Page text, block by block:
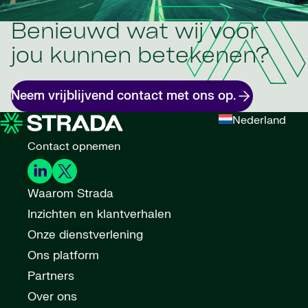
Benieuwd wat wij voor
jou kunnen betekenen?
Neem vrijblijvend contact met ons op.
Nederland
Contact opnemen
Waarom Strada
Inzichten en klantverhalen
Onze dienstverlening
Ons platform
Partners
Over ons